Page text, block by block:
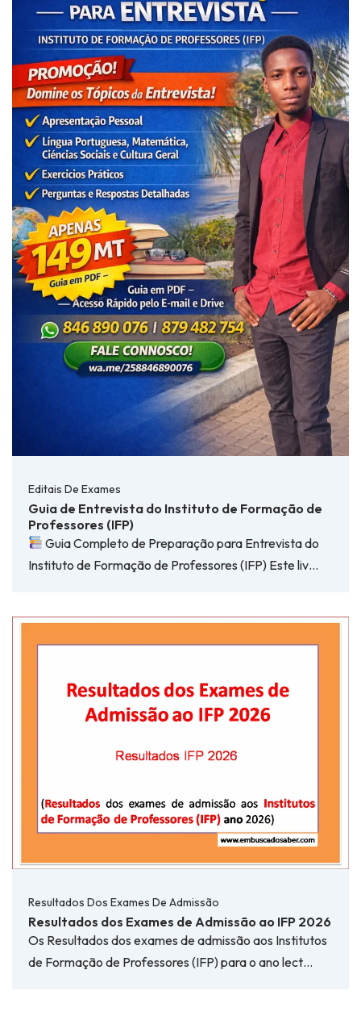
Editais De Exames
Guia de Entrevista do Instituto de Formação de
Professores (IFP)
Guia Completo de Preparação para Entrevista do
Instituto de Formação de Professores (IFP) Este liv…
Resultados Dos Exames De Admissão
Resultados dos Exames de Admissão ao IFP 2026
Os Resultados dos exames de admissão aos Institutos
de Formação de Professores (IFP) para o ano lect…